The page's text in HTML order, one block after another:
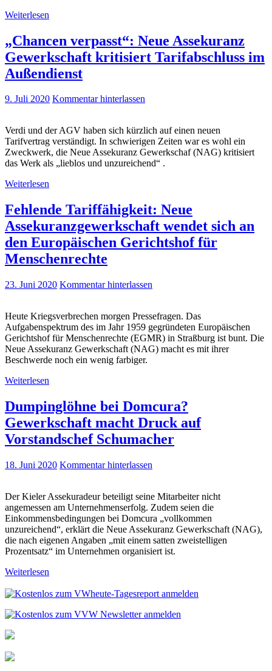
Weiterlesen
„Chancen verpasst“: Neue Assekuranz
Gewerkschaft kritisiert Tarifabschluss im
Außendienst
9. Juli 2020 Kommentar hinterlassen
Verdi und der AGV haben sich kürzlich auf einen neuen
Tarifvertrag verständigt. In schwierigen Zeiten war es wohl ein
Zweckwerk, die Neue Assekuranz Gewerkschaf (NAG) kritisiert
das Werk als „lieblos und unzureichend“ .
Weiterlesen
Fehlende Tariffähigkeit: Neue
Assekuranzgewerkschaft wendet sich an
den Europäischen Gerichtshof für
Menschenrechte
23. Juni 2020 Kommentar hinterlassen
Heute Kriegsverbrechen morgen Pressefragen. Das
Aufgabenspektrum des im Jahr 1959 gegründeten Europäischen
Gerichtshof für Menschenrechte (EGMR) in Straßburg ist bunt. Die
Neue Assekuranz Gewerkschaft (NAG) macht es mit ihrer
Beschwerde noch ein wenig farbiger.
Weiterlesen
Dumpinglöhne bei Domcura?
Gewerkschaft macht Druck auf
Vorstandschef Schumacher
18. Juni 2020 Kommentar hinterlassen
Der Kieler Assekuradeur beteiligt seine Mitarbeiter nicht
angemessen am Unternehmenserfolg. Zudem seien die
Einkommensbedingungen bei Domcura „vollkommen
unzureichend“, erklärt die Neue Assekuranz Gewerkschaft (NAG),
die nach eigenen Angaben „mit einem satten zweistelligen
Prozentsatz“ im Unternehmen organisiert ist.
Weiterlesen